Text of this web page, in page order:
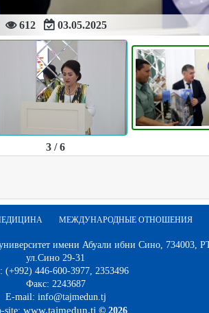
612 03.05.2025
3 / 6
МЕЖДУНАРОДНЫЕ ОТНОШЕНИЯ
имени Абуали ибни Сино, 734003,
ул.Сино 29-31
(+992) 446-600-3977, 2353496
Факс: 2243687
E-mail: info@tajmedun.tj
site: www.tajmedun.tj © 2026